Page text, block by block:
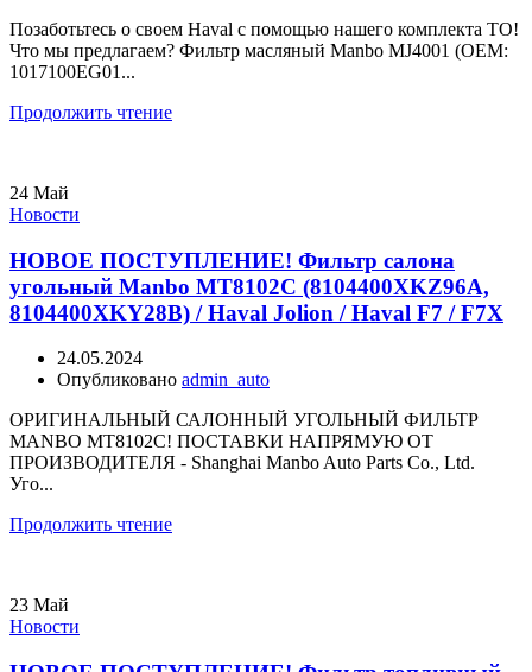
Позаботьтесь о своем Haval с помощью нашего комплекта ТО!
Что мы предлагаем? Фильтр масляный Manbo MJ4001 (OEM:
1017100EG01...
Продолжить чтение
24 Май
Новости
НОВОЕ ПОСТУПЛЕНИЕ! Фильтр салона
угольный Manbo MT8102C (8104400XKZ96A,
8104400XKY28B) / Haval Jolion / Haval F7 / F7X
24.05.2024
Опубликовано admin_auto
ОРИГИНАЛЬНЫЙ САЛОННЫЙ УГОЛЬНЫЙ ФИЛЬТР
MANBO MT8102C! ПОСТАВКИ НАПРЯМУЮ ОТ
ПРОИЗВОДИТЕЛЯ - Shanghai Manbo Auto Parts Co., Ltd.
Уго...
Продолжить чтение
23 Май
Новости